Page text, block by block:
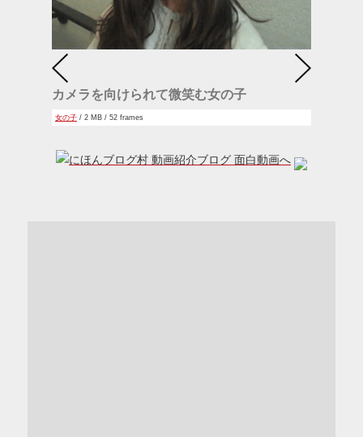
カメラを向けられて微笑む女の子
女の子 / 2 MB / 52 frames